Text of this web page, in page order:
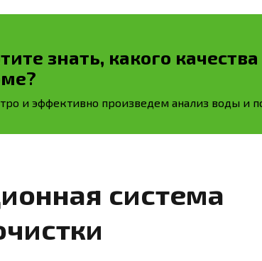
знать, какого
и эффективно произведем анализ воды и
система